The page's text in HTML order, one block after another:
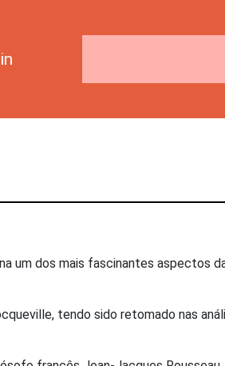
um dos mais fascinantes aspectos
tendo sido retomado nas